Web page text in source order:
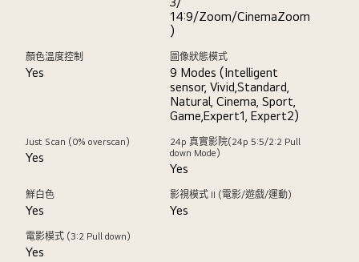
14:9/Zoom/CinemaZoom
)
顏色溫度控制
Yes
圖像狀態模式
9 Modes (Intelligent
sensor, Vivid,Standard,
Natural, Cinema, Sport,
Game,Expert1, Expert2)
Just Scan (0% overscan)
Yes
24p 真實影院(24p 5:5/2:2 Pull
down Mode)
Yes
鮮白色
Yes
影視模式 II (電影/遊戲/運動)
Yes
電影模式 (3:2 Pull down)
Yes